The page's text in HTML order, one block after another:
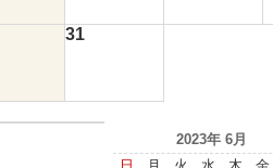
31
2023年 6月